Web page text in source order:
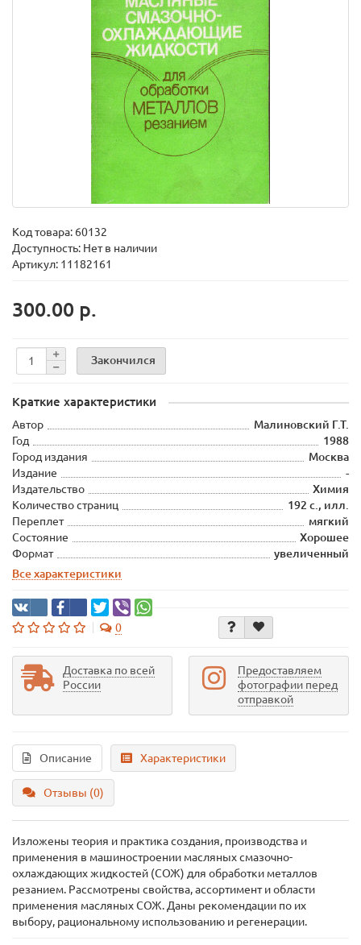
Код товара: 60132
Доступность: Нет в наличии
Артикул: 11182161
300.00 р.
Закончился
Краткие характеристики
Автор
Малиновский Г.Т.
Год
1988
Город издания
Москва
Издание
-
Издательство
Химия
Количество страниц
192 с., илл.
Переплет
мягкий
Состояние
Хорошее
Формат
увеличенный
Все характеристики
0
Доставка по всей
России
Предоставляем
фотографии перед
отправкой
Описание Характеристики
Отзывы (0)
Изложены теория и практика создания, производства и
применения в машиностроении масляных смазочно-
охлаждающих жидкостей (СОЖ) для обработки металлов
резанием. Рассмотрены свойства, ассортимент и области
применения масляных СОЖ. Даны рекомендации по их
выбору, рациональному использованию и регенерации.